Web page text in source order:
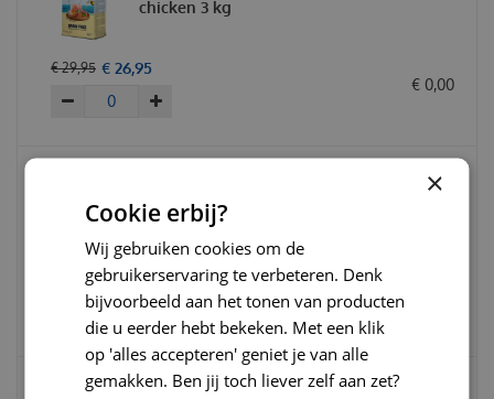
chicken 3 kg
€ 29,95 € 26,95
€ 0,00
chicken&Turkey 190 gram
49 € 3,99
×
Cookie erbij?
Wij gebruiken cookies om de
gebruikerservaring te verbeteren. Denk
bijvoorbeeld aan het tonen van producten
die u eerder hebt bekeken. Met een klik
op 'alles accepteren' geniet je van alle
gemakken. Ben jij toch liever zelf aan zet?